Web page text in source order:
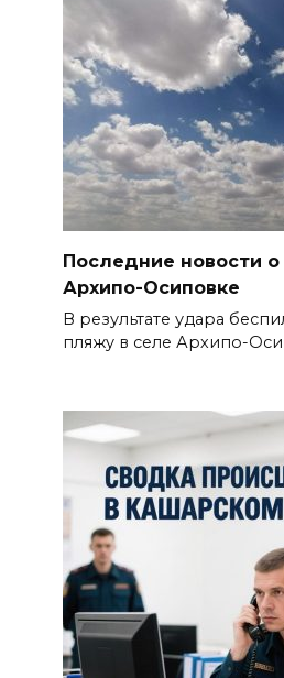
Последние новости о
Архипо-Осиповке
В результате удара
пляжу в селе Архипо-